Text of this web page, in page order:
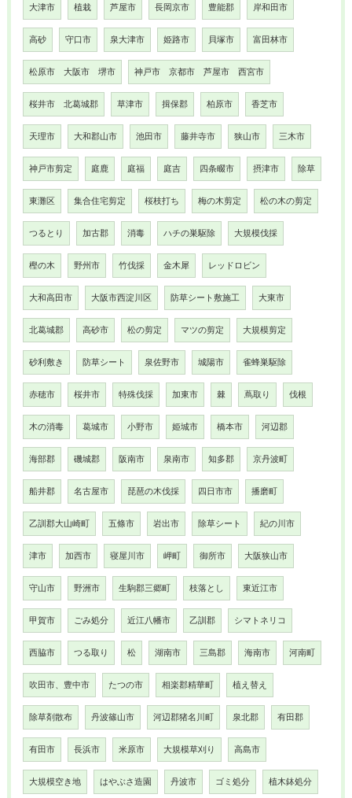
大津市 植栽 芦屋市 長岡京市 豊能郡 岸和田市
高砂 守口市 泉大津市 姫路市 貝塚市 富田林市
松原市 大阪市 堺市 神戸市 京都市 芦屋市 西宮市
桜井市 北葛城郡 草津市 揖保郡 柏原市 香芝市
天理市 大和郡山市 池田市 藤井寺市 狭山市 三木市
神戸市剪定 庭鹿 庭福 庭吉 四条畷市 摂津市 除草
東灘区 集合住宅剪定 桜枝打ち 梅の木剪定 松の木の剪定
つるとり 加古郡 消毒 ハチの巣駆除 大規模伐採
樫の木 野州市 竹伐採 金木犀 レッドロビン
大和高田市 大阪市西淀川区 防草シート敷施工 大東市
北葛城郡 高砂市 松の剪定 マツの剪定 大規模剪定
砂利敷き 防草シート 泉佐野市 城陽市 雀蜂巣駆除
赤穂市 桜井市 特殊伐採 加東市 棘 蔦取り 伐根
木の消毒 葛城市 小野市 姫城市 橋本市 河辺郡
海部郡 磯城郡 阪南市 泉南市 知多郡 京丹波町
船井郡 名古屋市 琵琶の木伐採 四日市市 播磨町
乙訓郡大山崎町 五條市 岩出市 除草シート 紀の川市
津市 加西市 寝屋川市 岬町 御所市 大阪狭山市
守山市 野洲市 生駒郡三郷町 枝落とし 東近江市
甲賀市 ごみ処分 近江八幡市 乙訓郡 シマトネリコ
西脇市 つる取り 松 湖南市 三島郡 海南市 河南町
吹田市、豊中市 たつの市 相楽郡精華町 植え替え
除草剤散布 丹波篠山市 河辺郡猪名川町 泉北郡 有田郡
有田市 長浜市 米原市 大規模草刈り 高島市
大規模空き地 はやぶさ造園 丹波市 ゴミ処分 植木鉢処分